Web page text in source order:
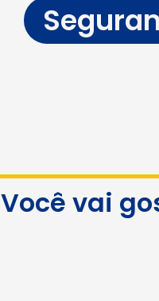
Você vai